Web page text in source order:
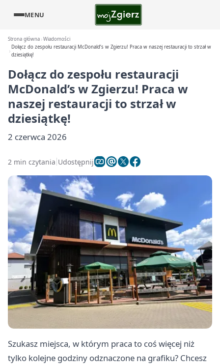
MENU
Strona główna Wiadomości
Dołącz do zespołu restauracji McDonald’s w Zgierzu! Praca w naszej restauracji to strzał w
dziesiątkę!
Dołącz do zespołu restauracji
McDonald’s w Zgierzu! Praca w
naszej restauracji to strzał w
dziesiątkę!
2 czerwca 2026
2 min czytania Udostępnij
Szukasz miejsca, w którym praca to coś więcej niż
tylko kolejne godziny odznaczone na grafiku? Chcesz